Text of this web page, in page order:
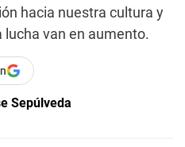
hacia nuestra cultura y
lucha van en aumento.
Sepúlveda